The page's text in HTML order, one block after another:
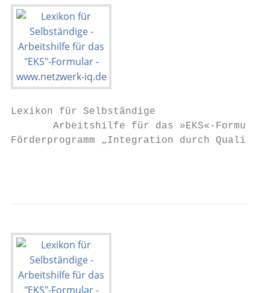
Lexikon für Selbständige
       Arbeitshilfe für das »EKS«-Formular.
Förderprogramm „Integration durch